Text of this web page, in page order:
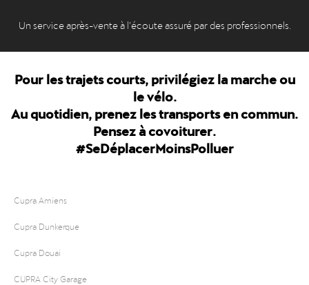
Un service après-vente à l’écoute assuré par des professionnels.
Pour les trajets courts, privilégiez la marche ou
le vélo.
Au quotidien, prenez les transports en commun.
Pensez à covoiturer.
#SeDéplacerMoinsPolluer
Cupra Amiens
Cupra Dunkerque
Cupra Douai
CUPRA City Garage